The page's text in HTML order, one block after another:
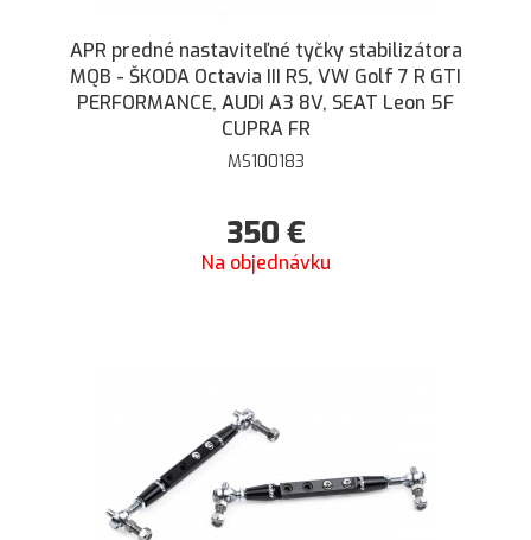
APR predné nastaviteľné tyčky stabilizátora
MQB - ŠKODA Octavia III RS, VW Golf 7 R GTI
PERFORMANCE, AUDI A3 8V, SEAT Leon 5F
CUPRA FR
MS100183
350 €
Na objednávku